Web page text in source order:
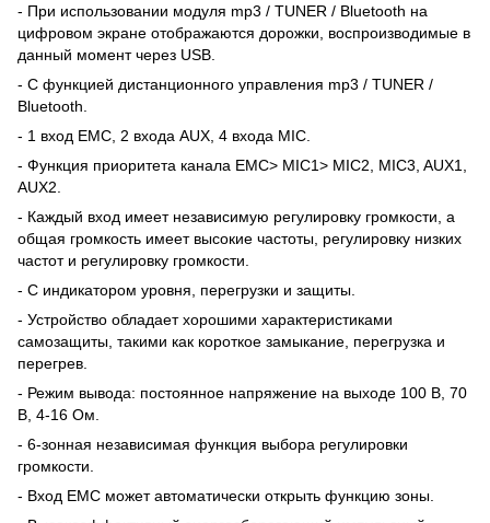
- При использовании модуля mp3 / TUNER / Bluetooth на
цифровом экране отображаются дорожки, воспроизводимые в
данный момент через USB.
- С функцией дистанционного управления mp3 / TUNER /
Bluetooth.
- 1 вход EMC, 2 входа AUX, 4 входа MIC.
- Функция приоритета канала EMC> MIC1> MIC2, MIC3, AUX1,
AUX2.
- Каждый вход имеет независимую регулировку громкости, а
общая громкость имеет высокие частоты, регулировку низких
частот и регулировку громкости.
- С индикатором уровня, перегрузки и защиты.
- Устройство обладает хорошими характеристиками
самозащиты, такими как короткое замыкание, перегрузка и
перегрев.
- Режим вывода: постоянное напряжение на выходе 100 В, 70
В, 4-16 Ом.
- 6-зонная независимая функция выбора регулировки
громкости.
- Вход EMC может автоматически открыть функцию зоны.